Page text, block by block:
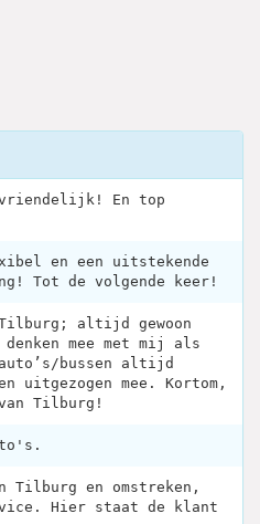
En top
en een uitstekende
Tot de volgende keer!
altijd gewoon
mee met mij als
bussen altijd
uitgezogen mee. Kortom,
Tilburg!
Tilburg en omstreken,
Hier staat de klant